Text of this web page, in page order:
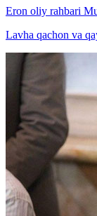
Eron oliy rahbari
Lavha qachon va